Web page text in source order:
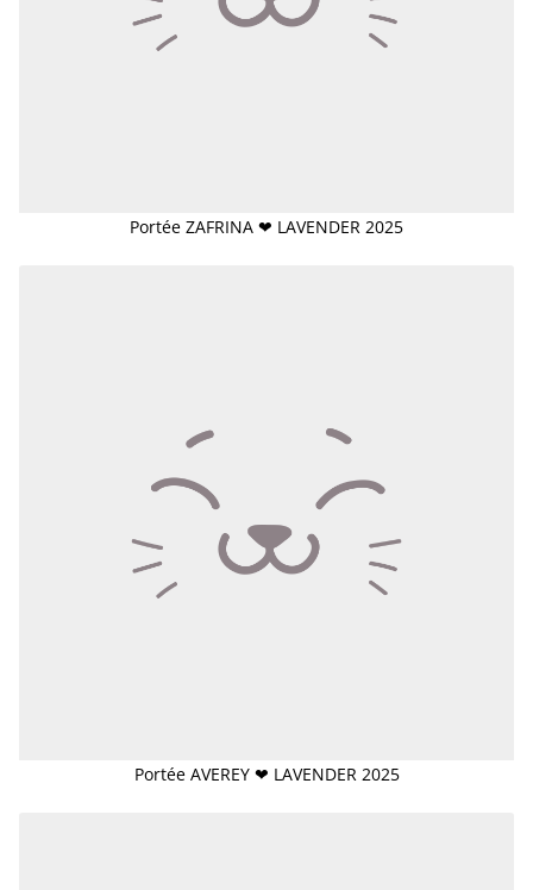
Portée ZAFRINA ❤ LAVENDER 2025
Portée AVEREY ❤ LAVENDER 2025